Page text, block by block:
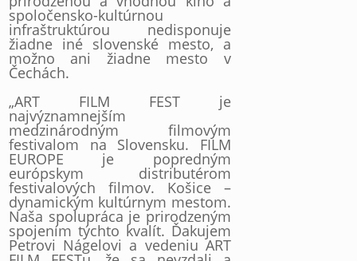
spoločensko-kultúrnou
infraštruktúrou nedisponuje
žiadne iné slovenské mesto, a
možno ani žiadne mesto v
Čechách.
„ART FILM FEST je
najvýznamnejším
medzinárodným filmovým
festivalom na Slovensku. FILM
EUROPE je popredným
európskym distributérom
festivalových filmov. Košice –
dynamickým kultúrnym mestom.
Naša spolupráca je prirodzeným
spojením týchto kvalít. Ďakujem
Petrovi Nágelovi a vedeniu ART